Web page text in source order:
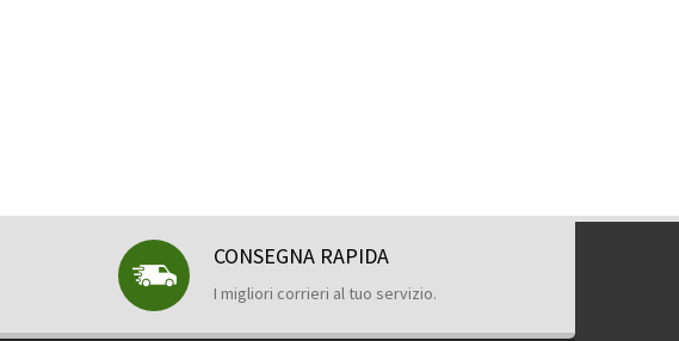
CONSEGNA RAPIDA
I migliori corrieri al tuo servizio.